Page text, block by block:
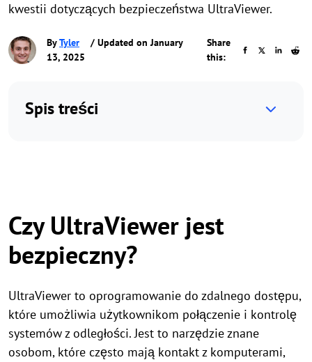
kwestii dotyczących bezpieczeństwa UltraViewer.
ByTyler
/ Updated on January
13, 2025
Share
this:
Spis treści
Czy UltraViewer jest
bezpieczny?
UltraViewer to oprogramowanie do zdalnego dostępu,
które umożliwia użytkownikom połączenie i kontrolę
systemów z odległości. Jest to narzędzie znane
osobom, które często mają kontakt z komputerami,